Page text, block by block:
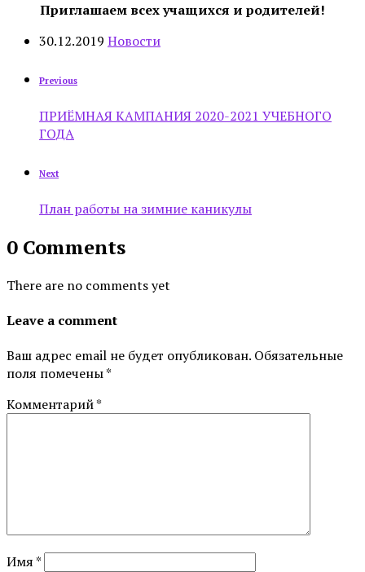
Приглашаем всех учащихся и родителей!
30.12.2019 Новости
Previous
ПРИЁМНАЯ КАМПАНИЯ 2020-2021 УЧЕБНОГО
ГОДА
Next
План работы на зимние каникулы
0 Comments
There are no comments yet
Leave a comment
Ваш адрес email не будет опубликован. Обязательные
поля помечены*
Комментарий*
Имя*